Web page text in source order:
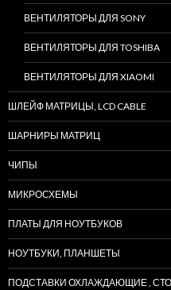
ВЕНТИЛЯТОРЫ ДЛЯ SONY
ВЕНТИЛЯТОРЫ ДЛЯ TOSHIBA
ВЕНТИЛЯТОРЫ ДЛЯ XIAOMI
ШЛЕЙФ МАТРИЦЫ, LCD CABLE
ШАРНИРЫ МАТРИЦ
ЧИПЫ
МИКРОСХЕМЫ
ПЛАТЫ ДЛЯ НОУТБУКОВ
НОУТБУКИ, ПЛАНШЕТЫ
ПОДСТАВКИ ОХЛАЖДАЮЩИЕ ,